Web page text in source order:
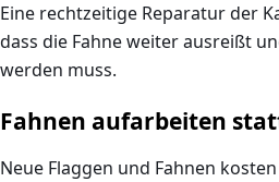
Eine rechtzeitige Reparatur der
dass die Fahne weiter ausreißt
werden muss.
Fahnen aufarbeiten
Neue Flaggen und Fahnen